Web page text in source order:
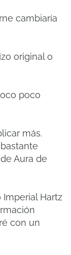
cambiaría
original o
poco
más.
Aura de
Hartz
con un